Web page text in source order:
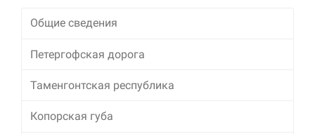
Общие сведения
Петергофская дорога
Таменгонтская республика
Копорская губа